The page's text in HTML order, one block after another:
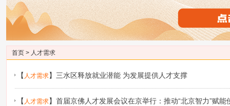
首页 > 人才需求
【 人才需求】 三水区释放就业潜能 为发展提供人才支撑
【 人才需求】 首届京佛人才发展会议在京举行：推动“北京智力”赋能